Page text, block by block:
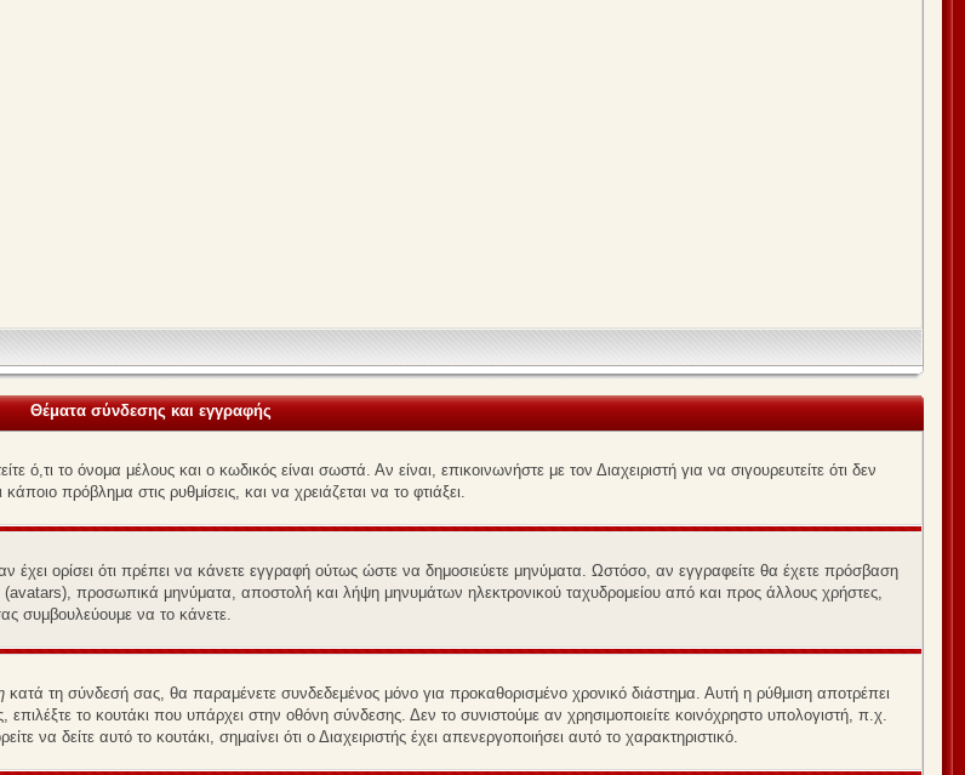
Θέματα σύνδεσης και εγγραφής
το όνομα μέλους και ο κωδικός είναι σωστά. Αν είναι, επικοινωνήστε με τον Διαχειριστή για να σιγουρευτείτε ότι δεν
πρόβλημα στις ρυθμίσεις, και να χρειάζεται να το φτιάξει.
έχει ορίσει ότι πρέπει να κάνετε εγγραφή ούτως ώστε να δημοσιεύετε μηνύματα. Ωστόσο, αν εγγραφείτε θα έχετε πρόσβαση
(avatars), προσωπικά μηνύματα, αποστολή και λήψη μηνυμάτων ηλεκτρονικού ταχυδρομείου από και προς άλλους χρήστες,
συμβουλεύουμε να το κάνετε.
κατά τη σύνδεσή σας, θα παραμένετε συνδεδεμένος μόνο για προκαθορισμένο χρονικό διάστημα. Αυτή η ρύθμιση αποτρέπει
το κουτάκι που υπάρχει στην οθόνη σύνδεσης. Δεν το συνιστούμε αν χρησιμοποιείτε κοινόχρηστο υπολογιστή, π.χ.
δείτε αυτό το κουτάκι, σημαίνει ότι ο Διαχειριστής έχει απενεργοποιήσει αυτό το χαρακτηριστικό.